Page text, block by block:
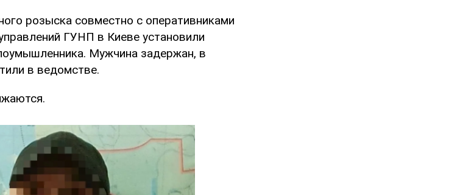
розыска совместно с оперативниками
ГУНП в Киеве установили
Мужчина задержан, в
в ведомстве.